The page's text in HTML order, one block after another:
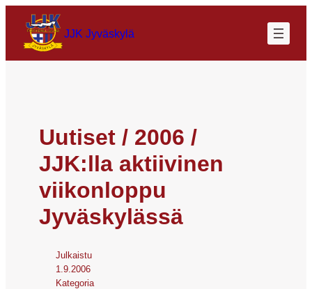
JJK Jyväskylä
Uutiset / 2006 /
JJK:lla aktiivinen
viikonloppu
Jyväskylässä
Julkaistu
1.9.2006
Kategoria